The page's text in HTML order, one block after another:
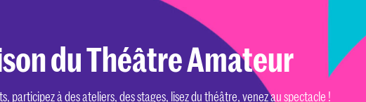
du Théâtre Amateur
participez à des ateliers, des stages, lisez du théâtre, venez au spectacle !